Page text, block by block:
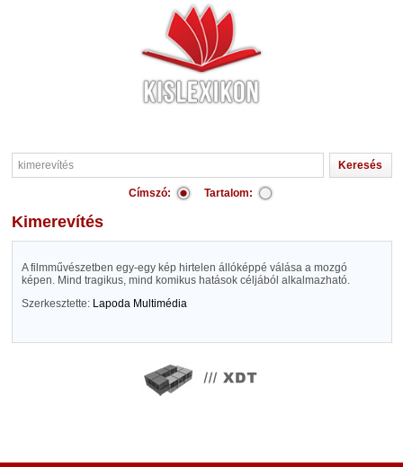
Címszó: Tartalom:
kimerevítés
A filmművészetben egy-egy kép hirtelen állóképpé válása a mozgó
képen. Mind tragikus, mind komikus hatások céljából alkalmazható.
Szerkesztette: Lapoda Multimédia